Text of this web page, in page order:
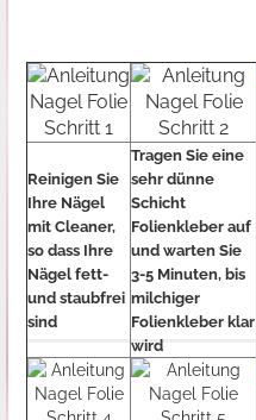
Reinigen Sie
Ihre Nägel
mit Cleaner,
so dass Ihre
Nägel fett-
und staubfrei
sind
Tragen Sie eine
sehr dünne
Schicht
Folienkleber auf
und warten Sie
3-5 Minuten, bis
milchiger
Folienkleber klar
wird